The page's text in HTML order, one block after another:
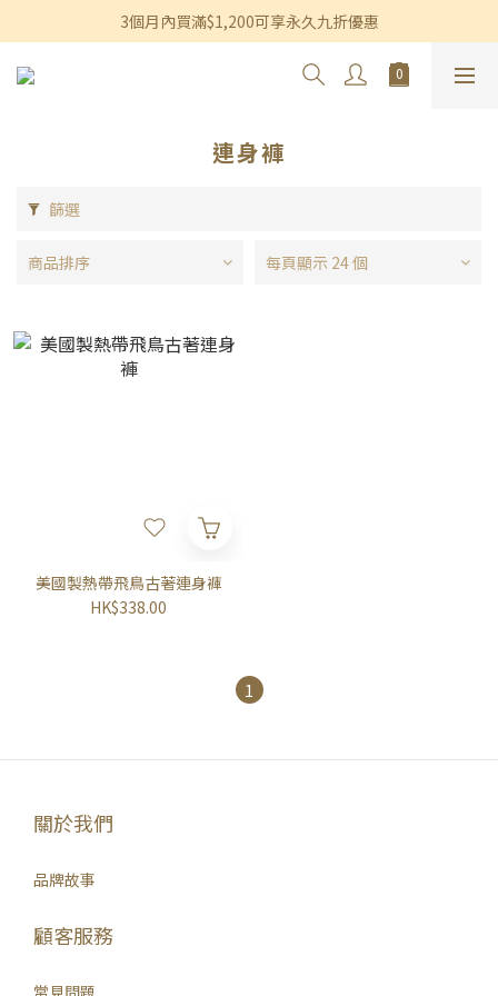
香港及澳門訂單滿$600即享免運費優惠
3個月內買滿$1,200可享永久九折優惠
香港及澳門訂單滿$600即享免運費優惠
連身褲
篩選
商品排序 每頁顯示 24 個
美國製熱帶飛鳥古著連身褲
HK$338.00
1
關於我們
品牌故事
顧客服務
常見問題